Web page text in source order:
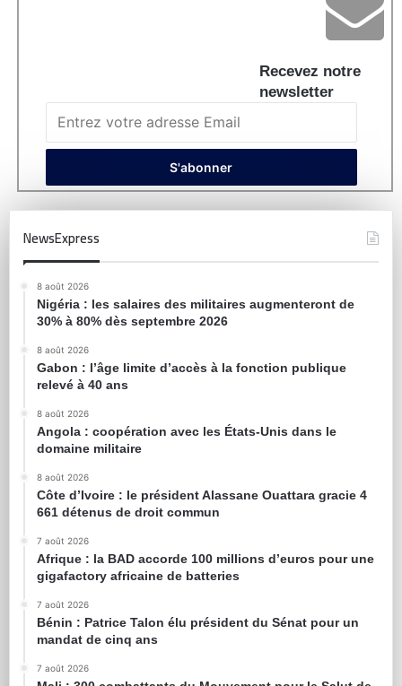
Recevez notre
newsletter
NewsExpress
8 août 2026
Nigéria : les salaires des militaires augmenteront de
30% à 80% dès septembre 2026
8 août 2026
Gabon : l’âge limite d’accès à la fonction publique
relevé à 40 ans
8 août 2026
Angola : coopération avec les États-Unis dans le
domaine militaire
8 août 2026
Côte d’Ivoire : le président Alassane Ouattara gracie 4
661 détenus de droit commun
7 août 2026
Afrique : la BAD accorde 100 millions d’euros pour une
gigafactory africaine de batteries
7 août 2026
Bénin : Patrice Talon élu président du Sénat pour un
mandat de cinq ans
7 août 2026